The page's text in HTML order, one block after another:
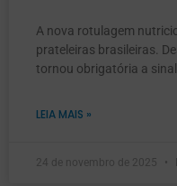
A nova rotulagem
prateleiras brasileiras.
tornou obrigatória a
LEIA MAIS »
24 de novembro de 2025